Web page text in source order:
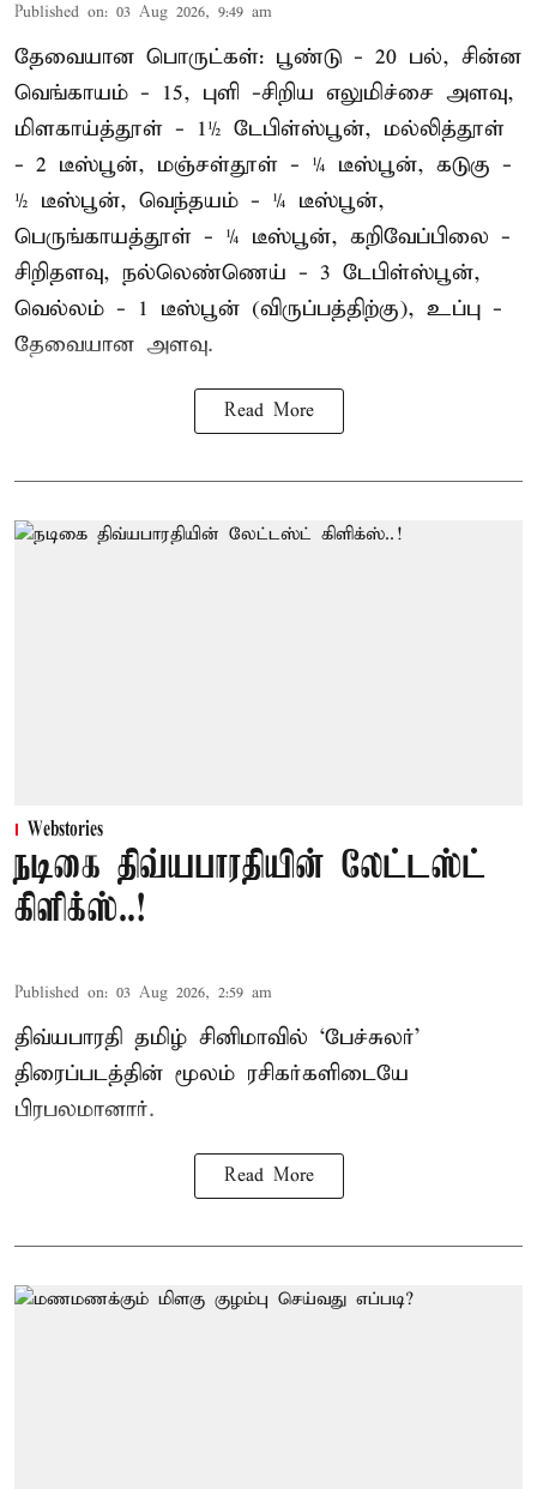
Published on: 03 Aug 2026, 9:49 am
தேவையான பொருட்கள்: பூண்டு - 20 பல், சின்ன
வெங்காயம் - 15, புளி -சிறிய எலுமிச்சை அளவு,
மிளகாய்த்தூள் - 1½ டேபிள்ஸ்பூன், மல்லித்தூள்
- 2 டீஸ்பூன், மஞ்சள்தூள் - ¼ டீஸ்பூன், கடுகு -
½ டீஸ்பூன், வெந்தயம் - ¼ டீஸ்பூன்,
பெருங்காயத்தூள் - ¼ டீஸ்பூன், கறிவேப்பிலை -
சிறிதளவு, நல்லெண்ணெய் - 3 டேபிள்ஸ்பூன்,
வெல்லம் - 1 டீஸ்பூன் (விருப்பத்திற்கு), உப்பு -
தேவையான அளவு.
Read More
Webstories
நடிகை திவ்யபாரதியின் லேட்டஸ்ட்
கிளிக்ஸ்..!
Published on: 03 Aug 2026, 2:59 am
திவ்யபாரதி தமிழ் சினிமாவில் ‘பேச்சுலர்’
திரைப்படத்தின் மூலம் ரசிகர்களிடையே
பிரபலமானார்.
Read More